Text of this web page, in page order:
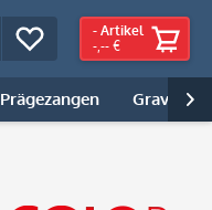
- Artikel
-,-- €
Prägezangen Gravur |
